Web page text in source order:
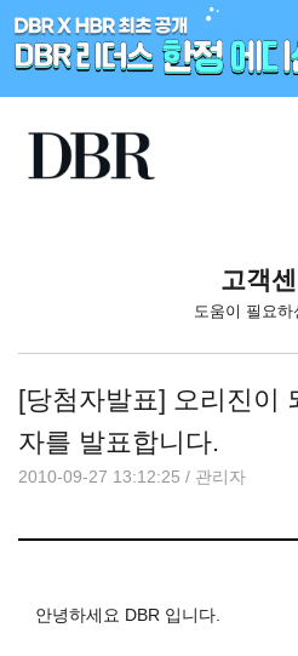
고객
도움이 필요하
[당첨자발표] 오리진이
자를 발표합니다.
2010-09-27 13:12:25 / 관리자
안녕하세요 DBR 입니다.